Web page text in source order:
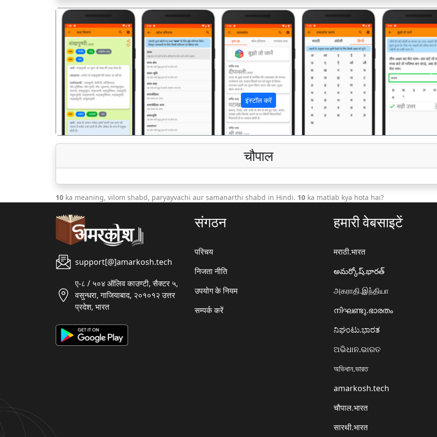
इंस्टॉल करें
पिछला
चौपाल
10 ka meaning, vilom shabd, paryayvachi aur samanarthi shabd in Hindi. 10 ka matlab kya hota hai?
support[@]amarkosh.tech
ए-८ / ५०४ ऑलिव काउण्टी, सैक्टर ५,
वसुन्धरा, गाजियाबाद, २०१०१२ उत्तर
प्रदेश, भारत
संगठन
परिचय
निजता नीति
उपयोग के नियम
सम्पर्क करें
हमारी वेबसाइटें
मराठी.भारत
అమర్కోష్.భారత్
அகராதி.இந்தியா
നിഘണ്ടു.ഭാരതം
ನಿಘಂಟು.ಭಾರತ
ଅଭିଧାନ.ଭାରତ
অভিধান.ভারত
amarkosh.tech
चौपाल.भारत
सारथी.भारत